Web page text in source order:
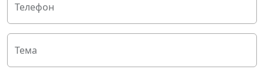
Телефон
Тема